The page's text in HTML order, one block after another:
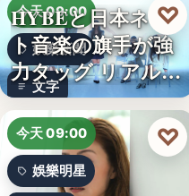
今天 09:00
娛樂新聞
文字
HYBEと日本ネッ
ト音楽の旗手が強
力タッグ リアル×
バー…
♡
今天 09:00
娛樂明星
♡